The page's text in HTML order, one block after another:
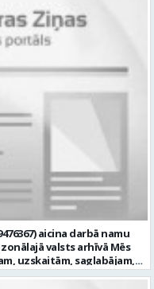
pārvaldību un
lietotāju atbalstu
uzstādīt, konfigurēt,
iestāžu datortehniku,
kļūmes to darbībā;
izpildi Pašvaldības
priekšlikumus par
jomā; darba
jomā); izpratne par
un problēmu risināšanas
iekārtu darbības
Valsts valodas likuma
un saskarsmes
patstāvīgi pieņemt
sajūta; precizitāte;
un spēja meklēt
iespējas uz
laikā 1258,- EUR
laika 1310,- EUR pirms
valsts arhīvā Mēs
uzskaitām, saglabājam,
dokumentāro